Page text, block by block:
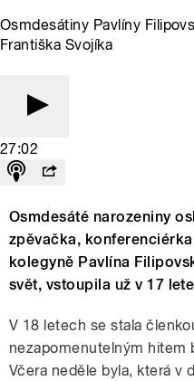
Osmdesátiny Pavlíny
Františka Svojíka
27:02
Osmdesáté narozeniny
zpěvačka,
kolegyně Pavlína
svět, vstoupila už v 17
V 18 letech se stala
nezapomenutelným hitem
Včera neděle byla, která v